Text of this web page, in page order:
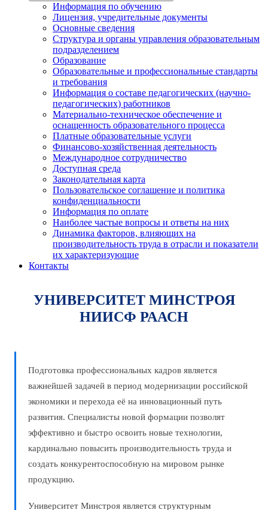
Информация по обучению
Лицензия, учредительные документы
Основные сведения
Структура и органы управления образовательным
подразделением
Образование
Образовательные и профессиональные стандарты
и требования
Информация о составе педагогических (научно-
педагогических) работников
Материально-техническое обеспечение и
оснащенность образовательного процесса
Платные образовательные услуги
Финансово-хозяйственная деятельность
Международное сотрудничество
Доступная среда
Законодательная карта
Пользовательское соглашение и политика
конфиденциальности
Информация по оплате
Наиболее частые вопросы и ответы на них
Динамика факторов, влияющих на
производительность труда в отрасли и показатели
их характеризующие
Контакты
УНИВЕРСИТЕТ МИНСТРОЯ
НИИСФ РААСН
Подготовка профессиональных кадров является
важнейшей задачей в период модернизации российской
экономики и перехода её на инновационный путь
развития. Специалисты новой формации позволят
эффективно и быстро освоить новые технологии,
кардинально повысить производительность труда и
создать конкурентоспособную на мировом рынке
продукцию.
Университет Минстроя является структурным